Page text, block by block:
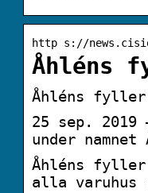
http s://
Åhléns
Åhléns fyller
25 sep.
under
Åhléns fyller
alla varuhus